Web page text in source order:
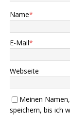
Name*
E-Mail*
Webseite
Meinen
speichern, bis ich